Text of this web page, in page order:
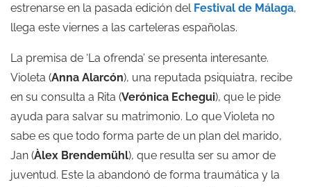
estrenarse en la pasada edición del Festival de Málaga,
llega este viernes a las carteleras españolas.
La premisa de ‘La ofrenda’ se presenta interesante.
Violeta (Anna Alarcón), una reputada psiquiatra, recibe
en su consulta a Rita (Verónica Echegui), que le pide
ayuda para salvar su matrimonio. Lo que Violeta no
sabe es que todo forma parte de un plan del marido,
Jan (Àlex Brendemühl), que resulta ser su amor de
juventud. Este la abandonó de forma traumática y la